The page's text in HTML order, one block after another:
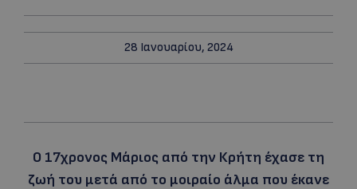
28 Ιανουαρίου, 2024
Ο 17χρονος Μάριος από την Κρήτη έχασε τη
ζωή του μετά από το μοιραίο άλμα που έκανε